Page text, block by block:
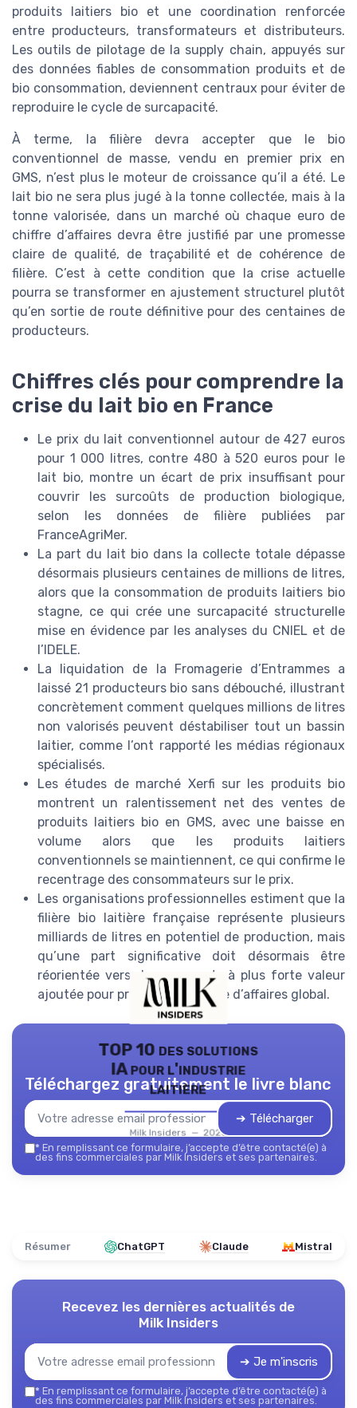
produits laitiers bio et une coordination renforcée
entre producteurs, transformateurs et distributeurs.
Les outils de pilotage de la supply chain, appuyés sur
des données fiables de consommation produits et de
bio consommation, deviennent centraux pour éviter de
reproduire le cycle de surcapacité.
À terme, la filière devra accepter que le bio
conventionnel de masse, vendu en premier prix en
GMS, n’est plus le moteur de croissance qu’il a été. Le
lait bio ne sera plus jugé à la tonne collectée, mais à la
tonne valorisée, dans un marché où chaque euro de
chiffre d’affaires devra être justifié par une promesse
claire de qualité, de traçabilité et de cohérence de
filière. C’est à cette condition que la crise actuelle
pourra se transformer en ajustement structurel plutôt
qu’en sortie de route définitive pour des centaines de
producteurs.
Chiffres clés pour comprendre la
crise du lait bio en France
Le prix du lait conventionnel autour de 427 euros
pour 1 000 litres, contre 480 à 520 euros pour le
lait bio, montre un écart de prix insuffisant pour
couvrir les surcoûts de production biologique,
selon les données de filière publiées par
FranceAgriMer.
La part du lait bio dans la collecte totale dépasse
désormais plusieurs centaines de millions de litres,
alors que la consommation de produits laitiers bio
stagne, ce qui crée une surcapacité structurelle
mise en évidence par les analyses du CNIEL et de
l’IDELE.
La liquidation de la Fromagerie d’Entrammes a
laissé 21 producteurs bio sans débouché, illustrant
concrètement comment quelques millions de litres
non valorisés peuvent déstabiliser tout un bassin
laitier, comme l’ont rapporté les médias régionaux
spécialisés.
Les études de marché Xerfi sur les produits bio
montrent un ralentissement net des ventes de
produits laitiers bio en GMS, avec une baisse en
volume alors que les produits laitiers
conventionnels se maintiennent, ce qui confirme le
recentrage des consommateurs sur le prix.
Les organisations professionnelles estiment que la
filière bio laitière française représente plusieurs
milliards de litres en potentiel de production, mais
qu’une part significative doit désormais être
réorientée vers des segments à plus forte valeur
ajoutée pour préserver le chiffre d’affaires global.
TOP 10 des solutions
IA pour l'industrie
laitière
Milk Insiders — 2026
Téléchargez gratuitement le livre blanc
➔ Télécharger
* En remplissant ce formulaire, j’accepte d’être contacté(e) à
des fins commerciales par Milk Insiders et ses partenaires.
Résumer ChatGPT Claude Mistral
Recevez les dernières actualités de
Milk Insiders
➔ Je m'inscris
* En remplissant ce formulaire, j’accepte d’être contacté(e) à
des fins commerciales par Milk Insiders et ses partenaires.